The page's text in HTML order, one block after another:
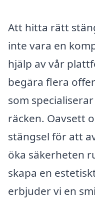
Att hitta rätt
inte vara en
hjälp av vår
begära flera
som
räcken. Oavsett
stängsel för att
öka säkerheten
skapa en
erbjuder vi en